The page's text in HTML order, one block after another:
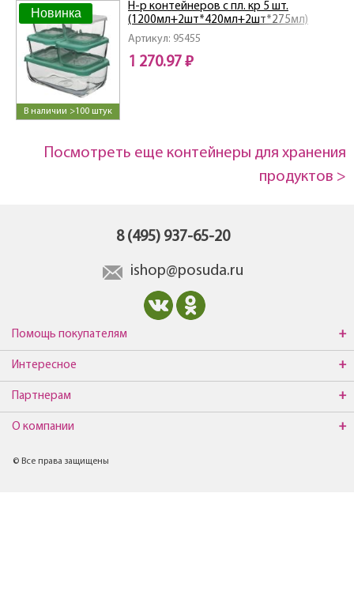
Новинка
В наличии >100 штук
Артикул: 95455
Н-р контейнеров с пл. кр 5 шт.
(1200мл+2шт*420мл+2шт*275мл)
1 270.97 ₽
Посмотреть еще контейнеры для хранения
продуктов >
8 (495) 937-65-20
ishop@posuda.ru
Помощь покупателям
Интересное
Партнерам
О компании
© Все права защищены